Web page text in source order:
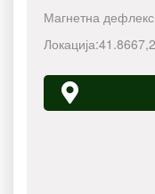
Магнетна
Локација:41.8667,